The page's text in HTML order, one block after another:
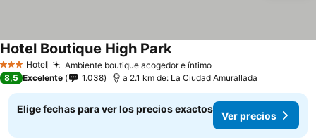
3 Estrellas
Hotel Ambiente boutique acogedor e íntimo
Hotel Boutique High Park
8,5 Excelente 1.038 a 2.1 km de: La Ciudad Amurallada
Elige fechas para ver los precios exactos
Ver precios